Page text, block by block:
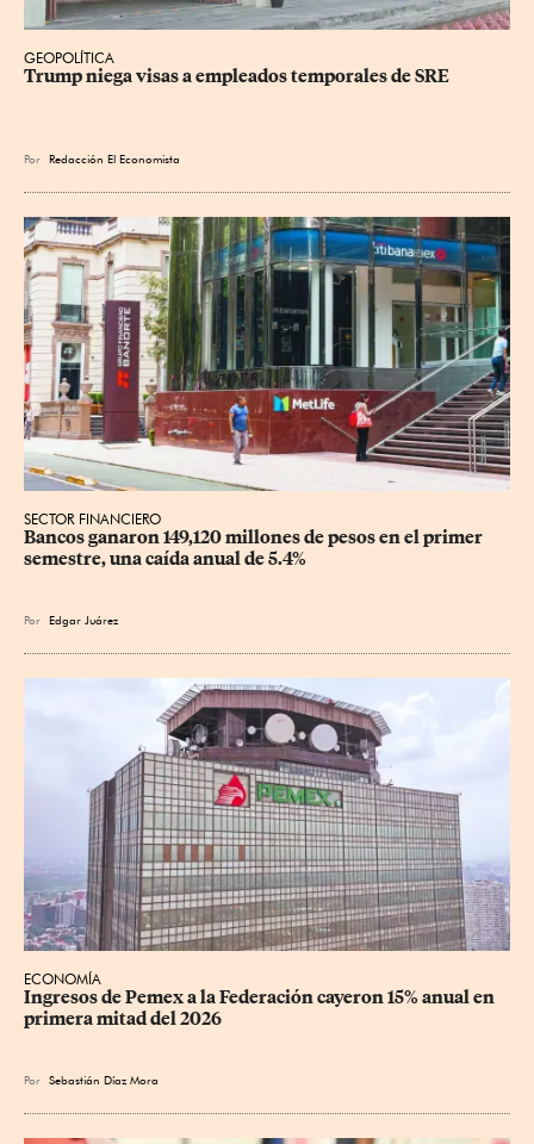
GEOPOLÍTICA
Trump niega visas a empleados temporales de SRE
Por Redacción El Economista
SECTOR FINANCIERO
Bancos ganaron 149,120 millones de pesos en el primer
semestre, una caída anual de 5.4%
Por Edgar Juárez
ECONOMÍA
Ingresos de Pemex a la Federación cayeron 15% anual en
primera mitad del 2026
Por Sebastián Díaz Mora